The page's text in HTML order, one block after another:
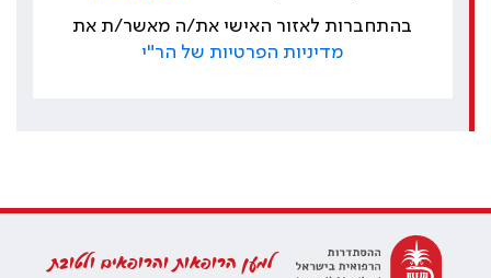
בהתחברות לאזור האישי את/ה מאשר/ת את
מדיניות הפרטיות של הר"י
למען הרופאות והרופאים ולטובת